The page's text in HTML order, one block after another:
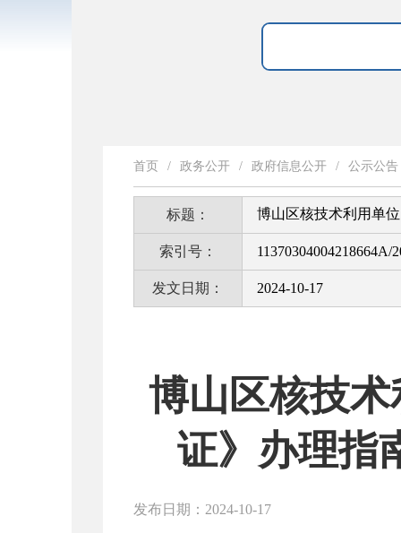
首页 / 政务公开 / 政府信息公开 / 公示公告
标题： 博山区核技术利用单
索引号： 11370304004218664A/
发文日期： 2024-10-17
博山区核技
证》办理指
发布日期：2024-10-17